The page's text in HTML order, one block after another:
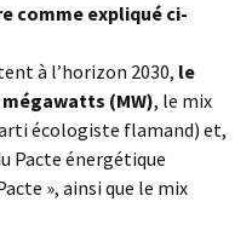
comme expliqué ci-
à l’horizon 2030, le
(MW), le mix
écologiste flamand) et,
Pacte énergétique
», ainsi que le mix